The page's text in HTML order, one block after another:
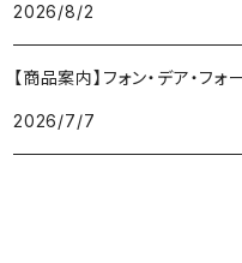
パイパー・エドシック
カリフォルニア州
ニュージーランド
20,000円～29,999円
2026/8/2
【商品案内】フォン・デア・
2026/7/7